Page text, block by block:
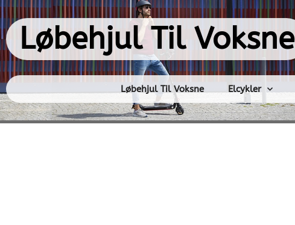
Gå
til
indholdetLøbehjul Til Voksne
Løbehjul Til Voksne Elcykler